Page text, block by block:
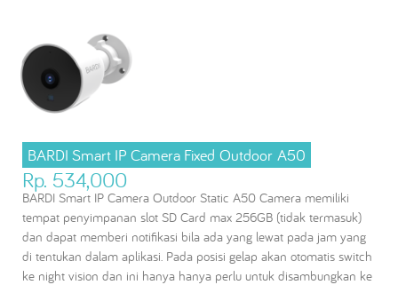
BARDI Smart IP Camera Fixed Outdoor A50
Rp. 534,000
BARDI Smart IP Camera Outdoor Static A50 Camera memiliki
tempat penyimpanan slot SD Card max 256GB (tidak termasuk)
dan dapat memberi notifikasi bila ada yang lewat pada jam yang
di tentukan dalam aplikasi. Pada posisi gelap akan otomatis switch
ke night vision dan ini hanya hanya perlu untuk disambungkan ke